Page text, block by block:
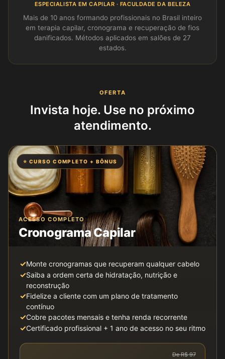
ESPECIALISTA EM CAPILAR · FACULDADE DA BELEZA
Mais de 10 anos formando profissionais no Brasil inteiro
em terapia capilar, cronograma e recuperação de fios
danificados. Métodos aplicados em salões de 27
estados.
OFERTA
Invista hoje. Use no próximo
atendimento.
⭐ CURSO COMPLETO + BÔNUS
ACESSO COMPLETO
Cronograma Capilar
✓Monte cronogramas que recuperam qualquer cabelo
✓Saiba a ordem certa de hidratação, nutrição e
reconstrução
✓Fidelize a cliente com um plano de tratamento
contínuo
✓Cobre pacotes mensais e tenha renda recorrente
✓Certificado profissional + 1 ano de acesso no seu ritmo
De R$ 97